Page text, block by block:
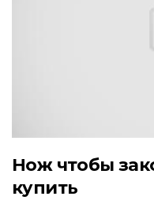
Нож чтобы
купить